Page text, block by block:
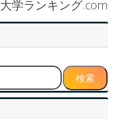
大学ランキング.com
検索